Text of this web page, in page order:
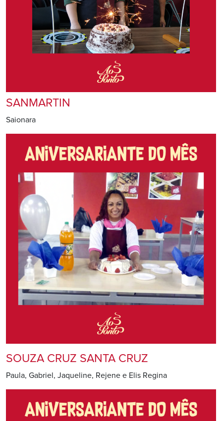
SANMARTIN
Saionara
SOUZA CRUZ SANTA CRUZ
Paula, Gabriel, Jaqueline, Rejene e Elis Regina